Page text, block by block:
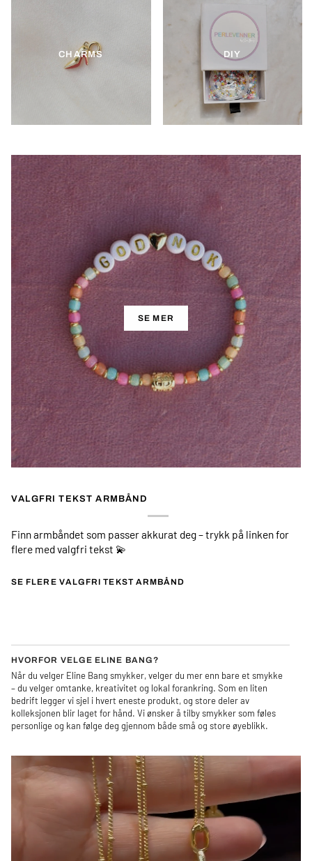
CHARMS DIY
VALGFRI TEKST ARMBÅND
Finn armbåndet som passer akkurat deg – trykk på linken for
flere med valgfri tekst 💫
SE FLERE VALGFRI TEKST ARMBÅND
SE MER
HVORFOR VELGE ELINE BANG?
Når du velger Eline Bang smykker, velger du mer enn bare et smykke
– du velger omtanke, kreativitet og lokal forankring. Som en liten
bedrift legger vi sjel i hvert eneste produkt, og store deler av
kolleksjonen blir laget for hånd. Vi ønsker å tilby smykker som føles
personlige og kan følge deg gjennom både små og store øyeblikk.